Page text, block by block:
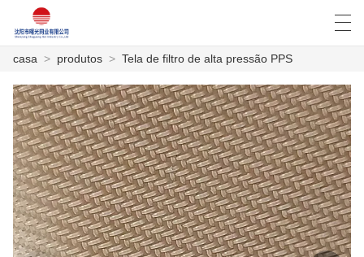
CASA
PRODUTOS
NOTÍCIA
العربية Deutsch English Español
casa > produtos > Tela de filtro de alta pressão PPS